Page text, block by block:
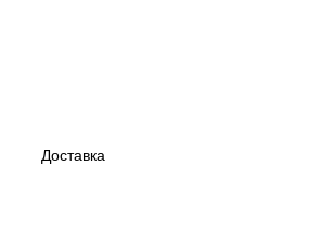
Доставка